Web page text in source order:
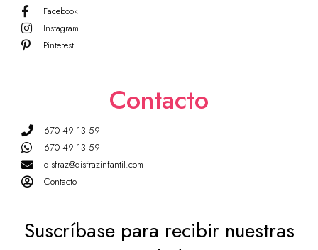
Facebook
Instagram
Pinterest
Contacto
670 49 13 59
670 49 13 59
disfraz@disfrazinfantil.com
Contacto
Suscríbase para recibir nuestras